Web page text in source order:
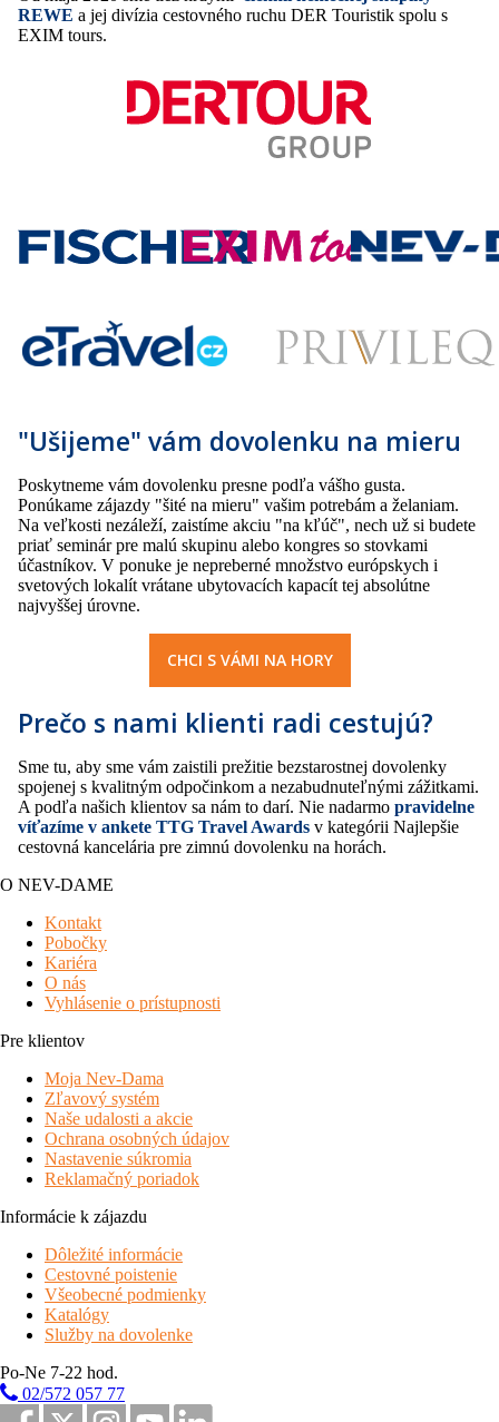
REWE a jej divízia cestovného ruchu DER Touristik spolu s
EXIM tours.
"Ušijeme" vám dovolenku na mieru
Poskytneme vám dovolenku presne podľa vášho gusta.
Ponúkame zájazdy "šité na mieru" vašim potrebám a želaniam.
Na veľkosti nezáleží, zaistíme akciu "na kľúč", nech už si budete
priať seminár pre malú skupinu alebo kongres so stovkami
účastníkov. V ponuke je nepreberné množstvo európskych i
svetových lokalít vrátane ubytovacích kapacít tej absolútne
najvyššej úrovne.
CHCI S VÁMI NA HORY
Prečo s nami klienti radi cestujú?
Sme tu, aby sme vám zaistili prežitie bezstarostnej dovolenky
spojenej s kvalitným odpočinkom a nezabudnuteľnými zážitkami.
A podľa našich klientov sa nám to darí. Nie nadarmo pravidelne
víťazíme v ankete TTG Travel Awards v kategórii Najlepšie
cestovná kancelária pre zimnú dovolenku na horách.
O NEV-DAME
Kontakt
Pobočky
Kariéra
O nás
Vyhlásenie o prístupnosti
Pre klientov
Moja Nev-Dama
Zľavový systém
Naše udalosti a akcie
Ochrana osobných údajov
Nastavenie súkromia
Reklamačný poriadok
Informácie k zájazdu
Dôležité informácie
Cestovné poistenie
Všeobecné podmienky
Katalógy
Služby na dovolenke
Po-Ne 7-22 hod.
02/572 057 77